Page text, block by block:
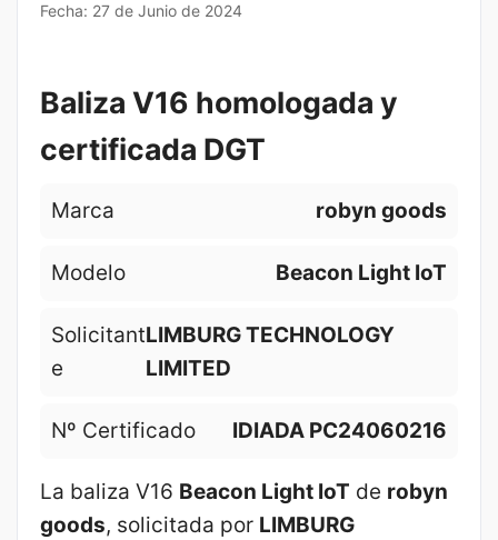
Fecha: 27 de Junio de 2024
Baliza V16 homologada y
certificada DGT
Marca robyn goods
Modelo Beacon Light IoT
Solicitant
e
LIMBURG TECHNOLOGY
LIMITED
Nº Certificado IDIADA PC24060216
La baliza V16 Beacon Light IoT de robyn
goods, solicitada por LIMBURG